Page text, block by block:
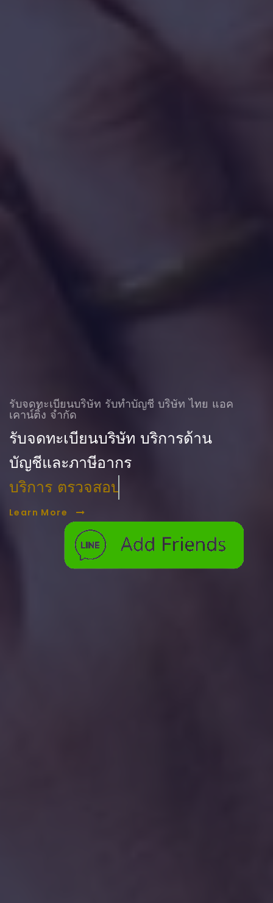
รับจดทะเบียนบริษัท รับทําบัญชี บริษัท ไทย แอค
เคาน์ติ้ง จำกัด
รับจดทะเบียนบริษัท บริการด้าน
บัญชีและภาษีอากร
บริการ ตรวจสอบบัญชี
Learn More